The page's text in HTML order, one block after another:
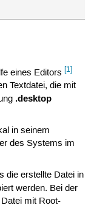
eines Editors [1]
Textdatei, die mit
.desktop
in seinem
des Systems im
die erstellte Datei in
werden. Bei der
mit Root-